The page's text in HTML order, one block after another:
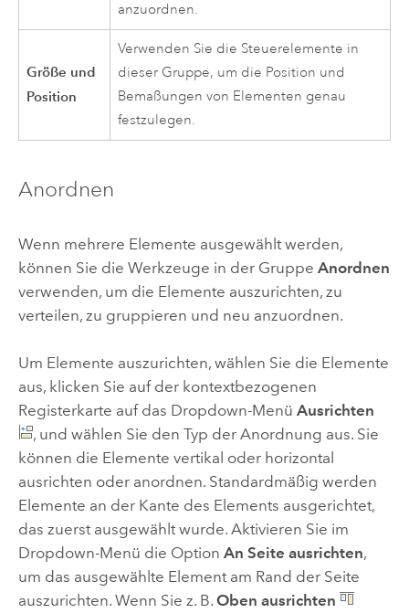
anzuordnen.
Größe und
Position
Verwenden Sie die Steuerelemente in
dieser Gruppe, um die Position und
Bemaßungen von Elementen genau
festzulegen.
Anordnen
Wenn mehrere Elemente ausgewählt werden,
können Sie die Werkzeuge in der Gruppe Anordnen
verwenden, um die Elemente auszurichten, zu
verteilen, zu gruppieren und neu anzuordnen.
Um Elemente auszurichten, wählen Sie die Elemente
aus, klicken Sie auf der kontextbezogenen
Registerkarte auf das Dropdown-Menü Ausrichten
, und wählen Sie den Typ der Anordnung aus. Sie
können die Elemente vertikal oder horizontal
ausrichten oder anordnen. Standardmäßig werden
Elemente an der Kante des Elements ausgerichtet,
das zuerst ausgewählt wurde. Aktivieren Sie im
Dropdown-Menü die Option An Seite ausrichten,
um das ausgewählte Element am Rand der Seite
auszurichten. Wenn Sie z. B. Oben ausrichten